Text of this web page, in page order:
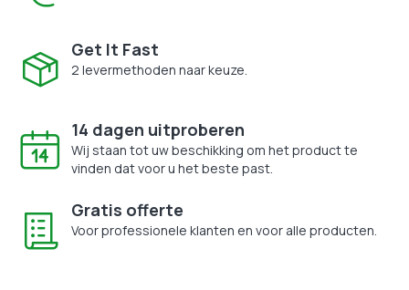
Get It Fast
2 levermethoden naar keuze.
14 dagen uitproberen
Wij staan tot uw beschikking om het product te
vinden dat voor u het beste past.
Gratis offerte
Voor professionele klanten en voor alle producten.